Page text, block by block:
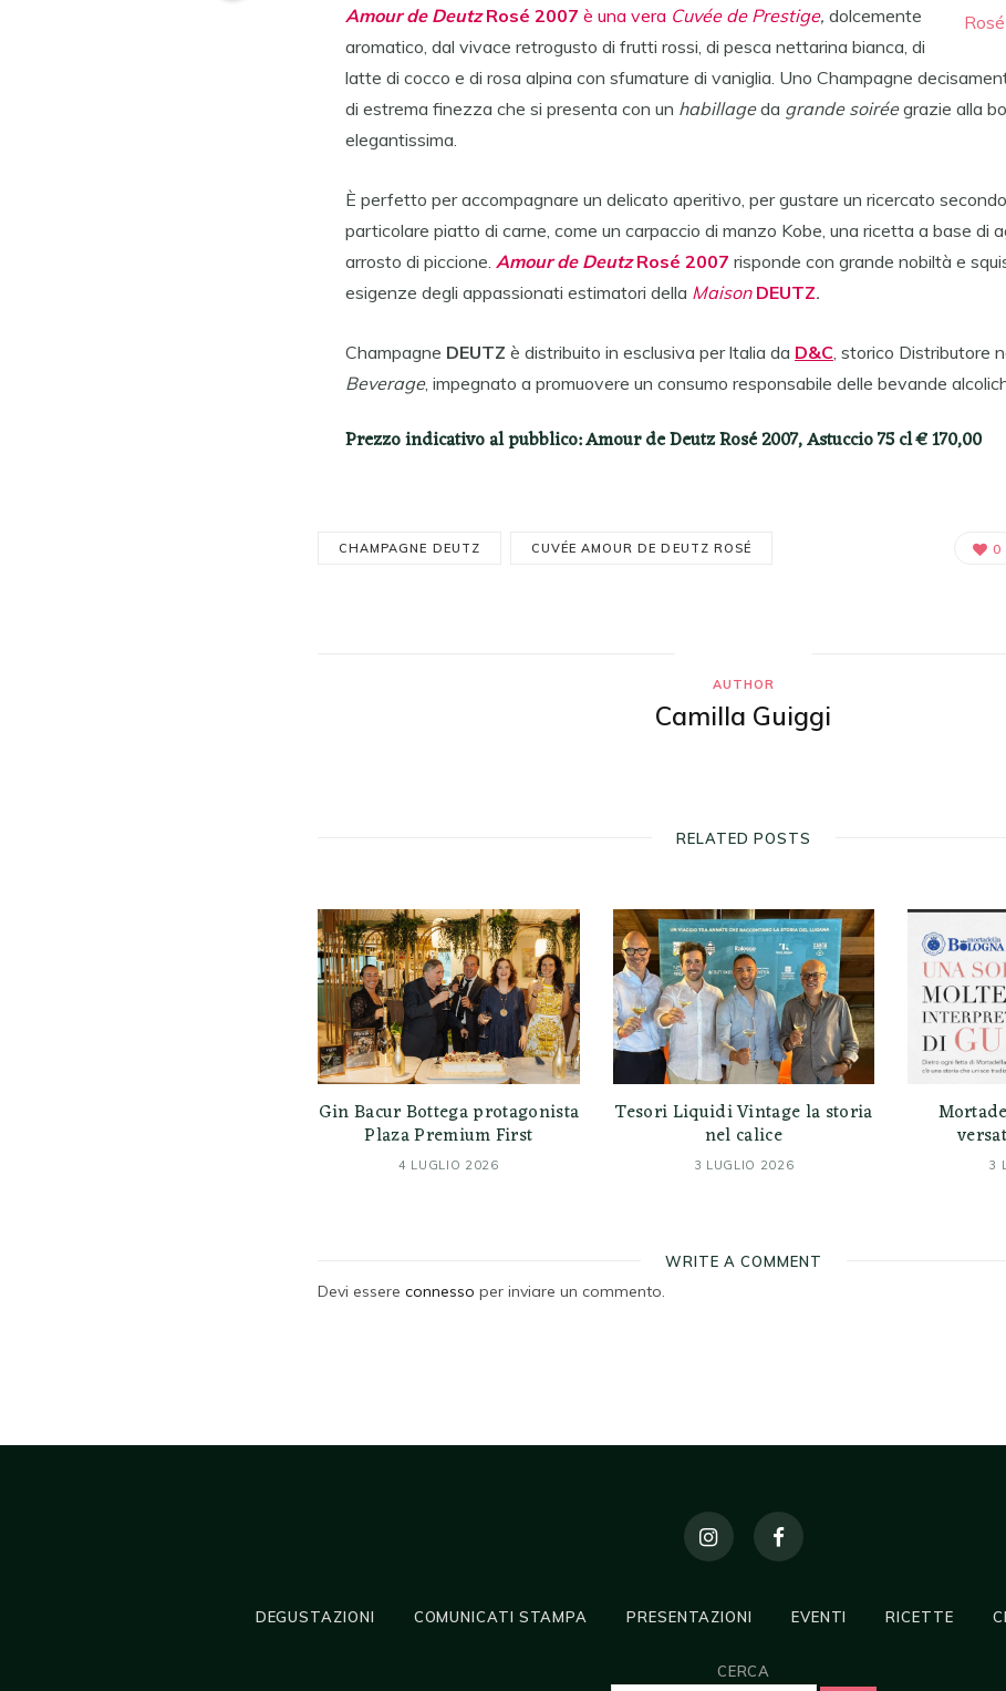
Amour de DeutzRosé 2007 è una vera Cuvée de Prestige, dolcemente
aromatico, dal vivace retrogusto di frutti rossi, di pesca nettarina bianca, di
latte di cocco e di rosa alpina con sfumature di vaniglia. Uno Champagne
di estrema finezza che si presenta con un habillageda grande soiréegrazie alla
elegantissima.
È perfetto per accompagnare un delicato aperitivo, per gustare un ricercato
particolare piatto di carne, come un carpaccio di manzo Kobe, una ricetta a base di
arrosto di piccione. Amour de DeutzRosé 2007 risponde con grande nobiltà e
esigenze degli appassionati estimatori della Maison DEUTZ.
Champagne DEUTZ è distribuito in esclusiva per ltalia da D&C, storico Distributore
Beverage, impegnato a promuovere un consumo responsabile delle bevande
Prezzo indicativo alpubblico:Amour de Deutz Rosé 2007, Astuccio 75 cl € 170,00
CHAMPAGNE DEUTZ CUVÉE AMOUR DE DEUTZ ROSÉ 0
AUTHOR
Camilla Guiggi
RELATED POSTS
Gin Bacur Bottega protagonista
Plaza Premium First
4 LUGLIO 2026
Tesori Liquidi Vintage la storia
nel calice
3 LUGLIO 2026 3
WRITE A COMMENT
Devi essereconnesso per inviare un commento.
DEGUSTAZIONI COMUNICATI STAMPA PRESENTAZIONI EVENTI RICETTE
CERCA